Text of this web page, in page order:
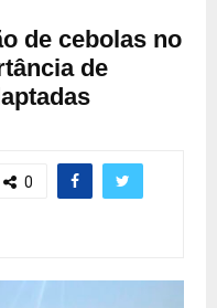
de cebolas no
de
0